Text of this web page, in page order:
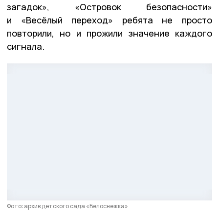
загадок», «Островок безопасности»
и «Весёлый переход» ребята не просто
повторили, но и прожили значение каждого
сигнала.
Фото: архив детского сада «Белоснежка»